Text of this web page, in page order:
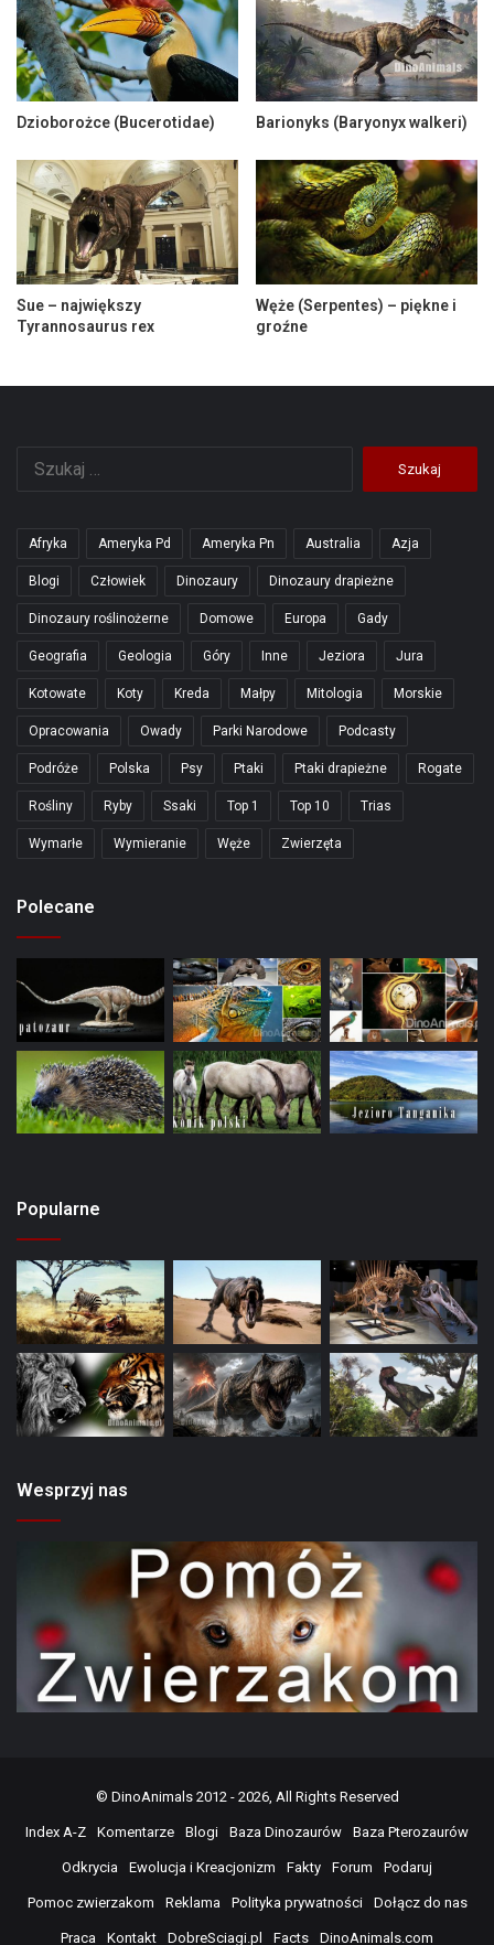
Dzioborożce (Bucerotidae) Barionyks (Baryonyx walkeri)
Sue – największy
Tyrannosaurus rex
Węże (Serpentes) – piękne i
groźne
Afryka Ameryka Pd Ameryka Pn Australia Azja
Blogi Człowiek Dinozaury Dinozaury drapieżne
Dinozaury roślinożerne Domowe Europa Gady
Geografia Geologia Góry Inne Jeziora Jura
Kotowate Koty Kreda Małpy Mitologia Morskie
Opracowania Owady Parki Narodowe Podcasty
Podróże Polska Psy Ptaki Ptaki drapieżne Rogate
Rośliny Ryby Ssaki Top 1 Top 10 Trias
Wymarłe Wymieranie Węże Zwierzęta
Polecane
Popularne
Wesprzyj nas
© DinoAnimals2012 - 2026, All Rights Reserved
Index A-Z Komentarze Blogi Baza Dinozaurów Baza Pterozaurów
Odkrycia Ewolucja i Kreacjonizm Fakty Forum Podaruj
Pomoc zwierzakom Reklama Polityka prywatności Dołącz do nas
Praca Kontakt DobreSciagi.pl Facts DinoAnimals.com